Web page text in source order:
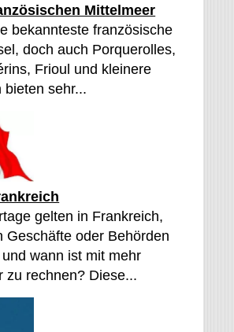
Mittelmeer
bekannteste französische
doch auch Porquerolles,
Frioul und kleinere
bieten sehr...
gelten in Frankreich,
Geschäfte oder Behörden
wann ist mit mehr
zu rechnen? Diese...